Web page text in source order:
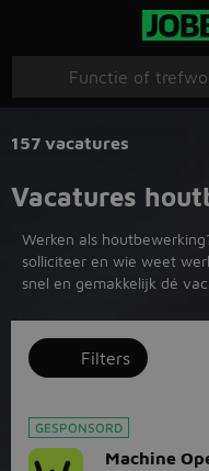
157 vacatures
Vacatures
Werken als
solliciteer en wie weet
snel en gemakkelijk dé
Filters
GESPONSORD
Machine